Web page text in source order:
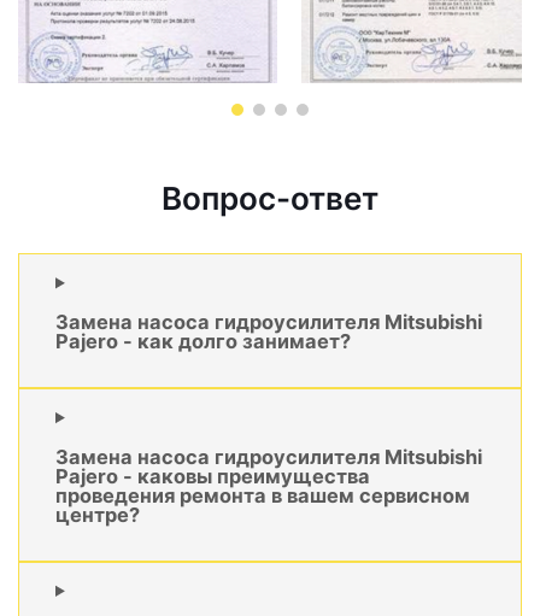
Вопрос-ответ
Замена насоса гидроусилителя Mitsubishi
Pajero - как долго занимает?
Замена насоса гидроусилителя Mitsubishi
Pajero - каковы преимущества
проведения ремонта в вашем сервисном
центре?